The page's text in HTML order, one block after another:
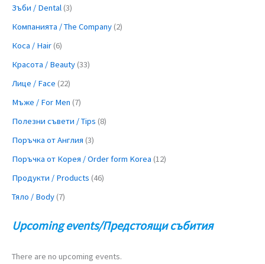
Зъби / Dental (3)
Компанията / The Company (2)
Коса / Hair (6)
Красота / Beauty (33)
Лице / Face (22)
Мъже / For Men (7)
Полезни съвети / Tips (8)
Поръчка от Англия (3)
Поръчка от Корея / Order form Korea (12)
Продукти / Products (46)
Тяло / Body (7)
Upcoming events/Предстоящи събития
There are no upcoming events.